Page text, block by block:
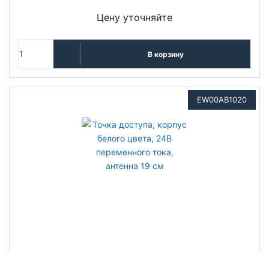
Цену уточняйте
В корзину
EW00AB1020